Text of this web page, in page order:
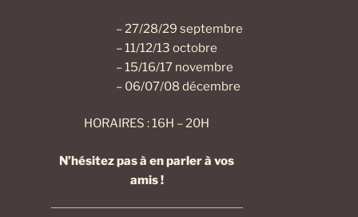
– 27/28/29 septembre
– 11/12/13 octobre
– 15/16/17 novembre
– 06/07/08 décembre
HORAIRES : 16H – 20H
N’hésitez pas à en parler à vos
amis !